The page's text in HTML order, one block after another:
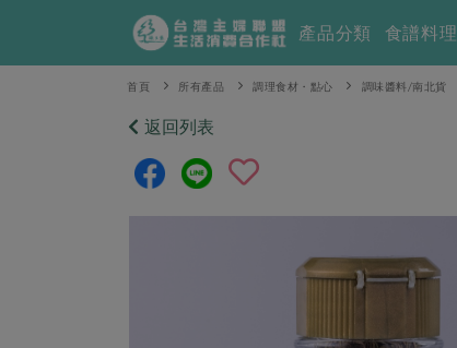
產品分類 食譜料理
首頁 所有產品 調理食材・點心 調味醬料/南北貨
返回列表